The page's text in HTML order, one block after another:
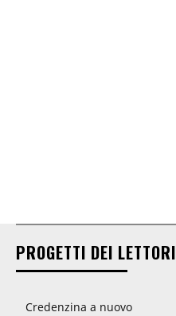
PROGETTI DEI LETTORI
Credenzina a nuovo